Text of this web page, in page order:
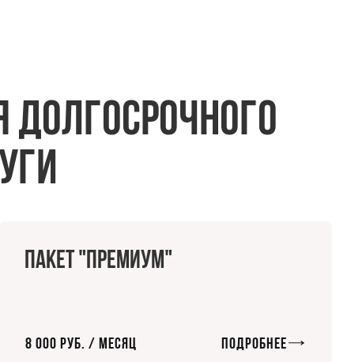
Пакет "Премиум"
8 000 руб. / Месяц Подробнее